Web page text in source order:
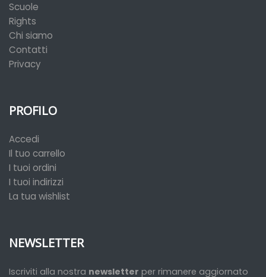
Scuole
Rights
Chi siamo
Contatti
Privacy
PROFILO
Accedi
Il tuo carrello
I tuoi ordini
I tuoi indirizzi
La tua wishlist
NEWSLETTER
Iscriviti alla nostra newsletter per rimanere aggiornato